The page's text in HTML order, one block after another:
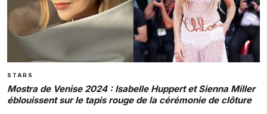
STARS
Mostra de Venise 2024 : Isabelle Huppert et Sienna Miller
éblouissent sur le tapis rouge de la cérémonie de clôture